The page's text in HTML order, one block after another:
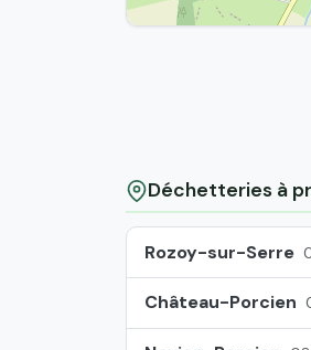
Déchetteries à
Rozoy-sur-Serre
Château-Porcien